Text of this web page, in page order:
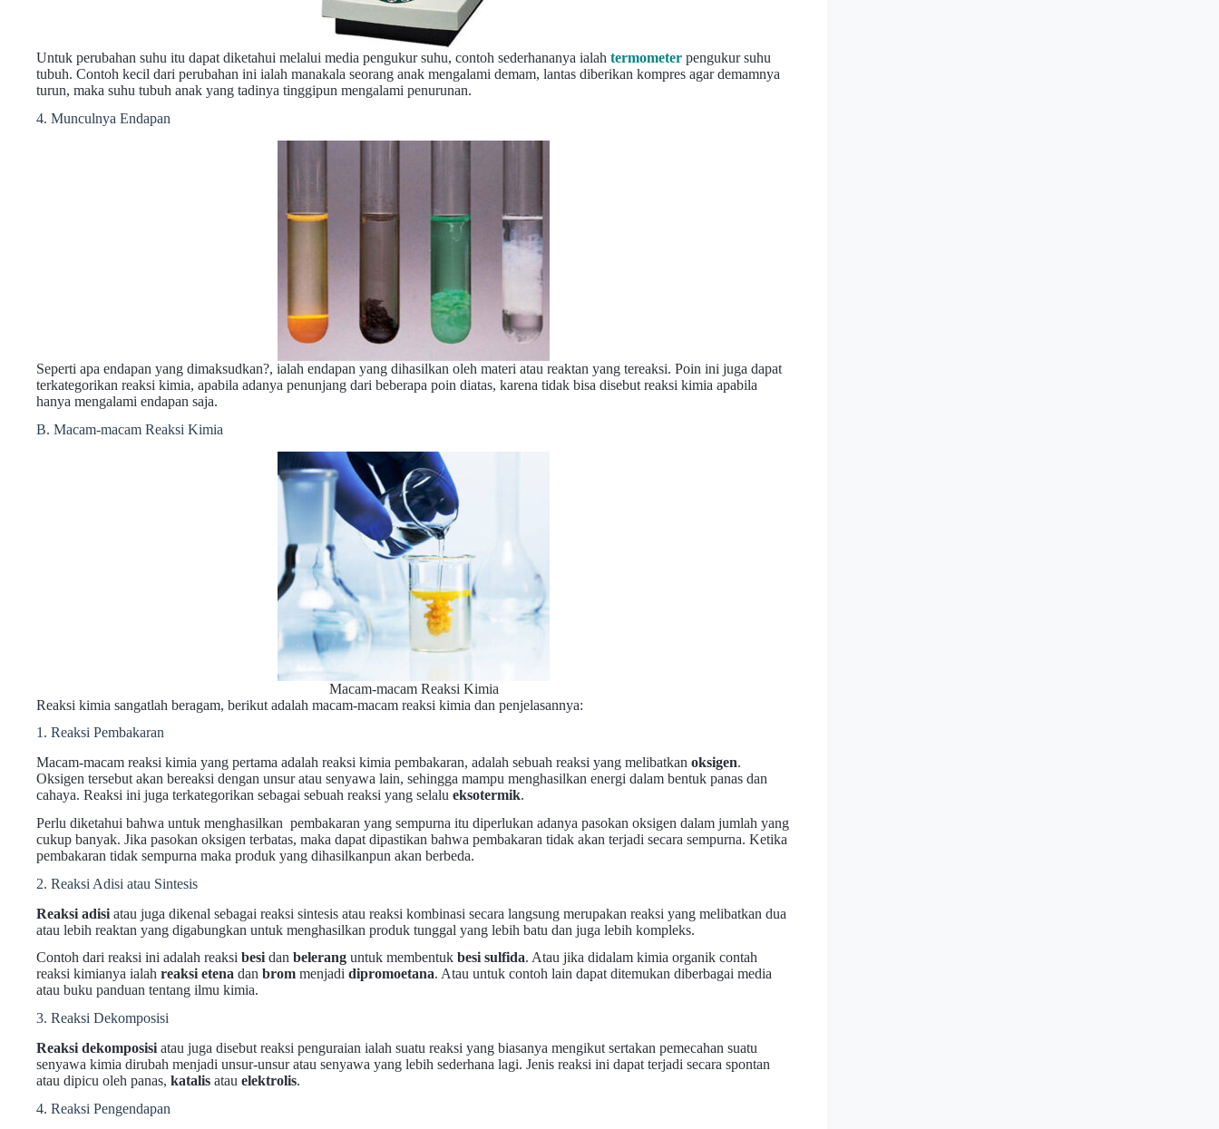
Untuk perubahan suhu itu dapat diketahui melalui media pengukur suhu, contoh sederhananya ialah termometer pengukur suhu
tubuh. Contoh kecil dari perubahan ini ialah manakala seorang anak mengalami demam, lantas diberikan kompres agar demamnya
turun, maka suhu tubuh anak yang tadinya tinggipun mengalami penurunan.
4. Munculnya Endapan
Seperti apa endapan yang dimaksudkan?, ialah endapan yang dihasilkan oleh materi atau reaktan yang tereaksi. Poin ini juga dapat
terkategorikan reaksi kimia, apabila adanya penunjang dari beberapa poin diatas, karena tidak bisa disebut reaksi kimia apabila
hanya mengalami endapan saja.
B. Macam-macam Reaksi Kimia
Macam-macam Reaksi Kimia
Reaksi kimia sangatlah beragam, berikut adalah macam-macam reaksi kimia dan penjelasannya:
1. Reaksi Pembakaran
Macam-macam reaksi kimia yang pertama adalah reaksi kimia pembakaran, adalah sebuah reaksi yang melibatkan oksigen.
Oksigen tersebut akan bereaksi dengan unsur atau senyawa lain, sehingga mampu menghasilkan energi dalam bentuk panas dan
cahaya. Reaksi ini juga terkategorikan sebagai sebuah reaksi yang selalu eksotermik.
Perlu diketahui bahwa untuk menghasilkan pembakaran yang sempurna itu diperlukan adanya pasokan oksigen dalam jumlah yang
cukup banyak. Jika pasokan oksigen terbatas, maka dapat dipastikan bahwa pembakaran tidak akan terjadi secara sempurna. Ketika
pembakaran tidak sempurna maka produk yang dihasilkanpun akan berbeda.
2. Reaksi Adisi atau Sintesis
Reaksi adisi atau juga dikenal sebagai reaksi sintesis atau reaksi kombinasi secara langsung merupakan reaksi yang melibatkan dua
atau lebih reaktan yang digabungkan untuk menghasilkan produk tunggal yang lebih batu dan juga lebih kompleks.
Contoh dari reaksi ini adalah reaksi besidan belerang untuk membentuk besi sulfida. Atau jika didalam kimia organik contah
reaksi kimianya ialah reaksi etena dan brom menjadi dipromoetana. Atau untuk contoh lain dapat ditemukan diberbagai media
atau buku panduan tentang ilmu kimia.
3. Reaksi Dekomposisi
Reaksi dekomposisi atau juga disebut reaksi penguraian ialah suatu reaksi yang biasanya mengikut sertakan pemecahan suatu
senyawa kimia dirubah menjadi unsur-unsur atau senyawa yang lebih sederhana lagi. Jenis reaksi ini dapat terjadi secara spontan
atau dipicu oleh panas, katalis atau elektrolis.
4. Reaksi Pengendapan